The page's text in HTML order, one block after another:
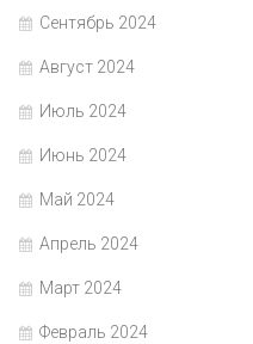
Сентябрь 2024
Август 2024
Июль 2024
Июнь 2024
Май 2024
Апрель 2024
Март 2024
Февраль 2024